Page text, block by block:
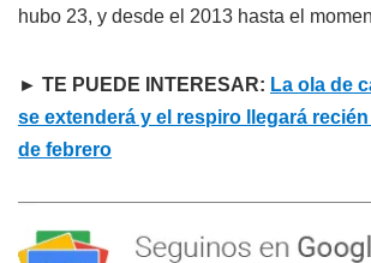
hubo 23, y desde el 2013 hasta el
► TE PUEDE INTERESAR: La ola de
se extenderá y el respiro llegará
de febrero